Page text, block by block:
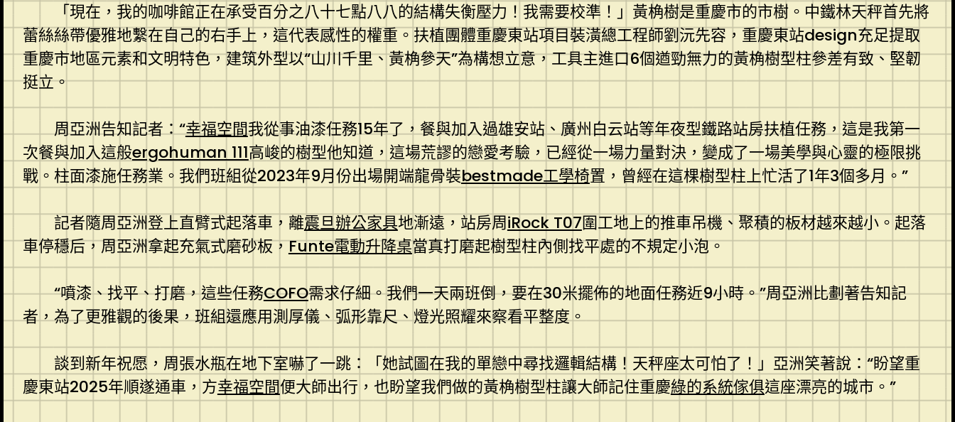
「現在，我的咖啡館正在承受百分之八十七點八八的結構失衡壓力！我需要校準！」黃桷樹是重慶市的市樹。中鐵林天秤首先將
蕾絲絲帶優雅地繫在自己的右手上，這代表感性的權重。扶植團體重慶東站項目裝潢總工程師劉沅先容，重慶東站design充足提取
重慶市地區元素和文明特色，建筑外型以“山川千里、黃桷參天”為構想立意，工具主進口6個遒勁無力的黃桷樹型柱參差有致、堅韌
挺立。
周亞洲告知記者：“幸福空間我從事油漆任務15年了，餐與加入過雄安站、廣州白云站等年夜型鐵路站房扶植任務，這是我第一
次餐與加入這般ergohuman 111高峻的樹型他知道，這場荒謬的戀愛考驗，已經從一場力量對決，變成了一場美學與心靈的極限挑
戰。柱面漆施任務業。我們班組從2023年9月份出場開端龍骨裝bestmade工學椅置，曾經在這棵樹型柱上忙活了1年3個多月。”
記者隨周亞洲登上直臂式起落車，離震旦辦公家具地漸遠，站房周iRock T07圍工地上的推車吊機、聚積的板材越來越小。起落
車停穩后，周亞洲拿起充氣式磨砂板，Funte電動升降桌當真打磨起樹型柱內側找平處的不規定小泡。
“噴漆、找平、打磨，這些任務COFO需求仔細。我們一天兩班倒，要在30米擺佈的地面任務近9小時。”周亞洲比劃著告知記
者，為了更雅觀的後果，班組還應用測厚儀、弧形靠尺、燈光照耀來察看平整度。
談到新年祝愿，周張水瓶在地下室嚇了一跳：「她試圖在我的單戀中尋找邏輯結構！天秤座太可怕了！」亞洲笑著說：“盼望重
慶東站2025年順遂通車，方幸福空間便大師出行，也盼望我們做的黃桷樹型柱讓大師記住重慶綠的系統傢俱這座漂亮的城市。”